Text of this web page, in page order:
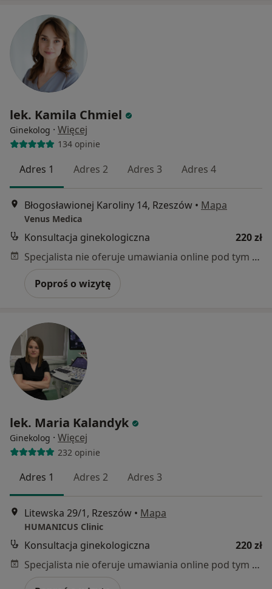
lek. Kamila Chmiel
Ginekolog · Więcej
134 opinie
Adres 1 Adres 2 Adres 3 Adres 4
Błogosławionej Karoliny 14, Rzeszów • Mapa
Venus Medica
Konsultacja ginekologiczna
220 zł
Specjalista nie oferuje umawiania online pod tym adresem.
Poproś o wizytę
lek. Maria Kalandyk
Ginekolog · Więcej
232 opinie
Adres 1 Adres 2 Adres 3
Litewska 29/1, Rzeszów • Mapa
HUMANICUS Clinic
Konsultacja ginekologiczna
220 zł
Specjalista nie oferuje umawiania online pod tym adresem.